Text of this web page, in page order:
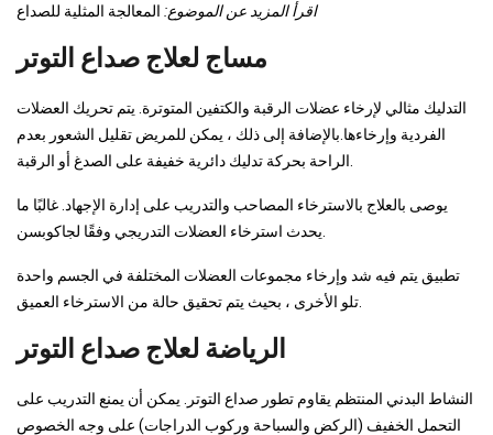
اقرأ المزيد عن الموضوع: المعالجة المثلية للصداع
مساج لعلاج صداع التوتر
التدليك مثالي لإرخاء عضلات الرقبة والكتفين المتوترة. يتم تحريك العضلات
الفردية وإرخاءها.بالإضافة إلى ذلك ، يمكن للمريض تقليل الشعور بعدم
يوصى بالعلاج بالاسترخاء المصاحب والتدريب على إدارة الإجهاد. غالبًا ما
تطبيق يتم فيه شد وإرخاء مجموعات العضلات المختلفة في الجسم واحدة
الرياضة لعلاج صداع التوتر
النشاط البدني المنتظم يقاوم تطور صداع التوتر. يمكن أن يمنع التدريب على
التحمل الخفيف (الركض والسباحة وركوب الدراجات) على وجه الخصوص